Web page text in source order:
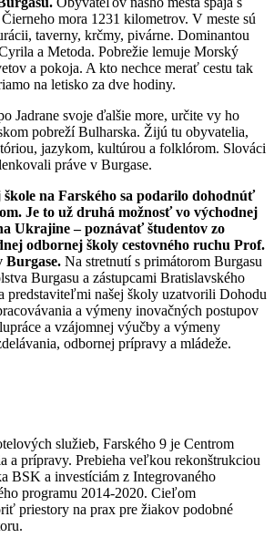
mora 1231 kilometrov. V meste sú
taverny, krčmy, pivárne. Dominantou
a Metoda. Pobrežie lemuje Morský
a pokoja. A kto nechce merať cestu tak
na letisko za dve hodiny.
Jadrane svoje ďalšie more, určite vy ho
pobreží Bulharska. Žijú tu obyvatelia,
jazykom, kultúrou a folklórom. Slováci
práve v Burgase.
na Farského sa podarilo dohodnúť
Je to už druhá možnosť vo východnej
Ukrajine – poznávať študentov zo
odbornej školy cestovného ruchu Prof.
Burgase. Na stretnutí s primátorom Burgasu
Burgasu a zástupcami Bratislavského
predstaviteľmi našej školy uzatvorili Dohodu
a výmeny inovačných postupov
a vzájomnej výučby a výmeny
odbornej prípravy a mládeže.
služieb, Farského 9 je Centrom
a prípravy. Prebieha veľkou rekonštrukciou
BSK a investíciám z Integrovaného
programu 2014-2020. Cieľom
priestory na prax pre žiakov podobné